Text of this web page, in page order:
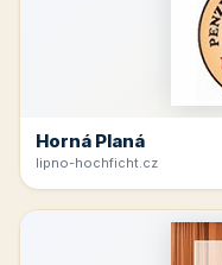
Horná Planá
lipno-hochficht.cz